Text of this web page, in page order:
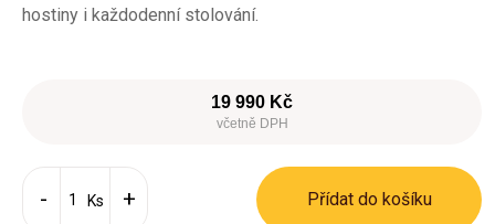
hostiny i každodenní stolování.
19 990 Kč
včetně DPH
Ks Přídat do košíku